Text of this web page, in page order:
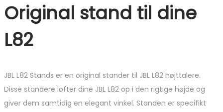
Original stand til dine
L82
JBL L82 Stands er en original stander til JBL L82 højttalere.
Disse standere løfter dine JBL L82 op i den rigtige højde og
giver dem samtidig en elegant vinkel. Standen er specifikt